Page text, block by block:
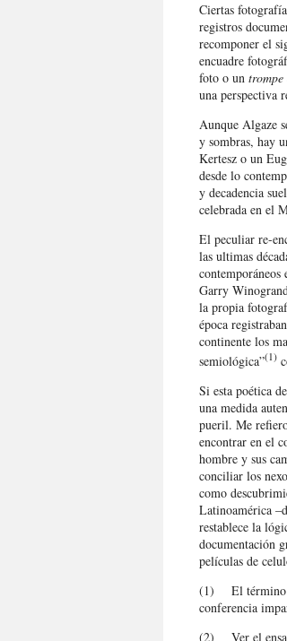
Ciertas
registros
recomponer el
encuadre
foto o un
una perspectiva
Aunque Algaze
y sombras, hay
Kertesz o un
desde lo
y decadencia
celebrada en el
El peculiar re-
las ultimas
Garry
la propia
época
continente los
semiológica”(1)
Si esta poética
una medida
pueril. Me
encontrar en el
hombre y sus
conciliar los
como
Latinoamérica
restablece la
documentación
películas de
(1) El término
conferencia
(2) Ver el